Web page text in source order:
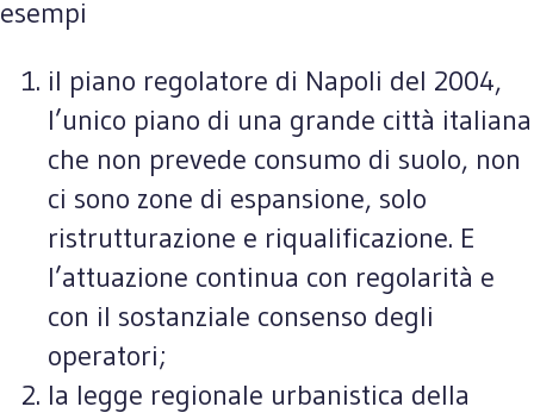
esempi
il piano regolatore di Napoli del 2004,
l’unico piano di una grande città italiana
che non prevede consumo di suolo, non
ci sono zone di espansione, solo
ristrutturazione e riqualificazione. E
l’attuazione continua con regolarità e
con il sostanziale consenso degli
operatori;
la legge regionale urbanistica della